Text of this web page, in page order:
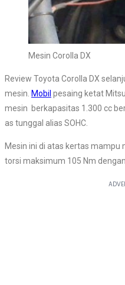
Mesin Corolla DX
Review Toyota Corolla DX
mesin. Mobil pesaing ketat
mesin berkapasitas 1.300 cc
as tunggal alias SOHC.
Mesin ini di atas kertas mampu
torsi maksimum 105 Nm